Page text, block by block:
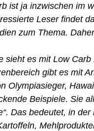
ist ja inzwischen im
Leser findet
zum Thema.
sieht es mit Low
gibt es mit
Olympiasieger,
Beispiele. Sie
Das bedeutet, in